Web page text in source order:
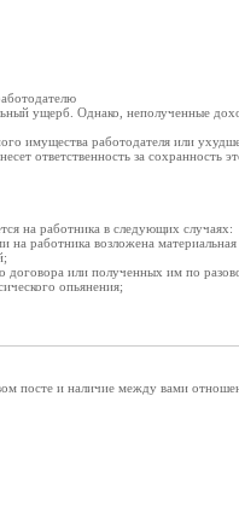
ущерб. Однако, неполученные
имущества работодателя или
ответственность за сохранность
на работника в следующих случаях:
работника возложена
договора или полученных им по
опьянения;
посте и наличие между вами